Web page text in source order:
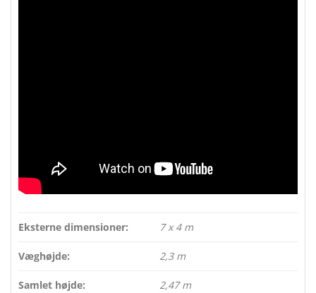
Eksterne dimensioner: 7 x 4 m
Væghøjde: 2,3 m
Samlet højde: 2,47 m